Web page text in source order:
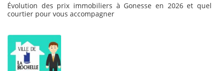
Évolution des prix immobiliers à Gonesse en 2026 et quel
courtier pour vous accompagner